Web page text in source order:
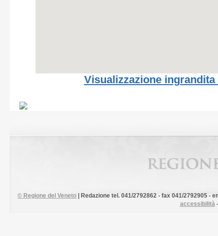
Visualizzazione ingrandita
© Regione del Veneto
| Redazione tel. 041/2792862 - fax 041/2792905 -
accessibilità